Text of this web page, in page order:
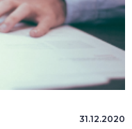
31.12.2020